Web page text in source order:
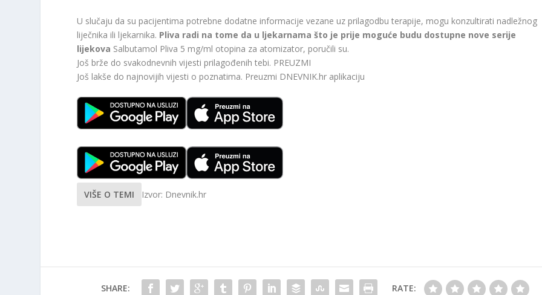
U slučaju da su pacijentima potrebne dodatne informacije vezane uz prilagodbu terapije, mogu konzultirati nadležnog
liječnika ili ljekarnika. Pliva radi na tome da u ljekarnama što je prije moguće budu dostupne nove serije
lijekova Salbutamol Pliva 5 mg/ml otopina za atomizator, poručili su.
Još brže do svakodnevnih vijesti prilagođenih tebi. PREUZMI
Još lakše do najnovijih vijesti o poznatima. Preuzmi DNEVNIK.hr aplikaciju
VIŠE O TEMI Izvor: Dnevnik.hr
SHARE: RATE: